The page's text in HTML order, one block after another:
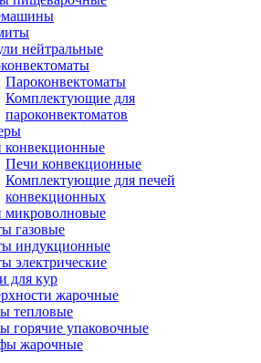
нейтральные
Пароконвектоматы
Комплектующие для
пароконвектоматов
конвекционные
Печи конвекционные
Комплектующие для печей
конвекционных
микроволновые
газовые
индукционные
электрические
для кур
жарочные
тепловые
горячие упаковочные
жарочные